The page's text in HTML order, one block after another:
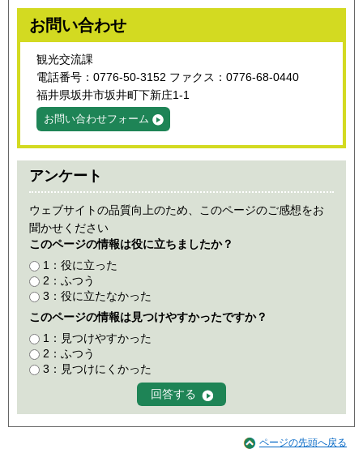
お問い合わせ
観光交流課
電話番号：0776-50-3152 ファクス：0776-68-0440
福井県坂井市坂井町下新庄1-1
お問い合わせフォーム
アンケート
ウェブサイトの品質向上のため、このページのご感想をお
聞かせください
このページの情報は役に立ちましたか？
1：役に立った
2：ふつう
3：役に立たなかった
このページの情報は見つけやすかったですか？
1：見つけやすかった
2：ふつう
3：見つけにくかった
ページの先頭へ戻る